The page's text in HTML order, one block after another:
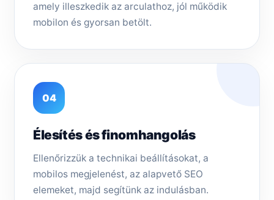
amely illeszkedik az arculathoz, jól működik
mobilon és gyorsan betölt.
04
Élesítés és finomhangolás
Ellenőrizzük a technikai beállításokat, a
mobilos megjelenést, az alapvető SEO
elemeket, majd segítünk az indulásban.